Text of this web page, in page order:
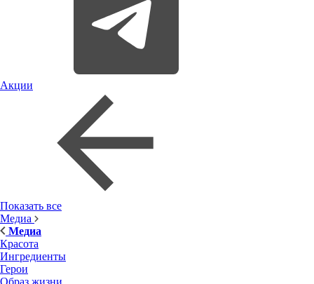
Акции
Показать все
Медиа
Медиа
Красота
Ингредиенты
Герои
Образ жизни